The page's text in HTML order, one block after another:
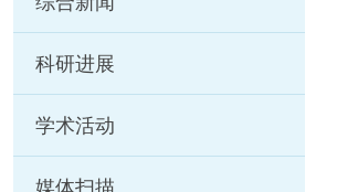
科研进展
学术活动
媒体扫描